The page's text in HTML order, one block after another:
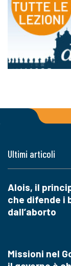
Ultimi articoli
Alois, il
che difende i
dall’aborto
Missioni nel